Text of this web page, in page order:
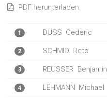
PDF herunterladen
1 DUSS Cederic
2 SCHMID Reto
3 REUSSER Benjamin
4 LEHMANN Michael